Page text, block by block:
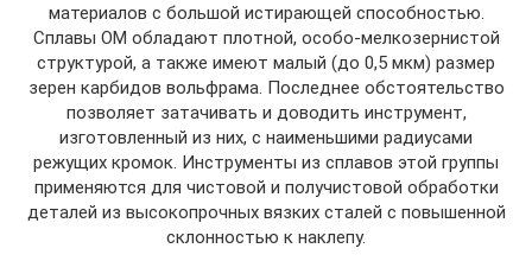
материалов с большой истирающей способностью.
Сплавы ОМ обладают плотной, особо-мелкозернистой
структурой, а также имеют малый (до 0,5 мкм) размер
зерен карбидов вольфрама. Последнее обстоятельство
позволяет затачивать и доводить инстру­мент,
изготовленный из них, с наименьшими радиусами
режущих кромок. Инструменты из сплавов этой группы
применяются для чистовой и получистовой обработки
деталей из высокопрочных вязких сталей с повышенной
склонностью к наклепу.